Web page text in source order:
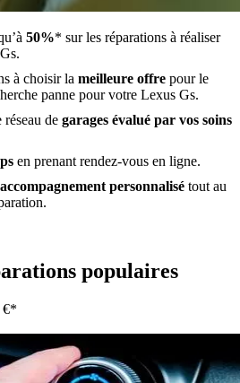
50%* sur les réparations à réaliser
à choisir la meilleure offre pour le
panne pour votre Lexus Gs.
de garages évalué par vos soins
en prenant rendez-vous en ligne.
accompagnement personnalisé tout au
populaires
€*